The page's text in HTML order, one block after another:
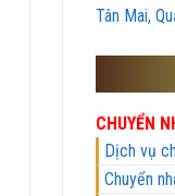
Tân Mai,
CHUYỂN
Dịch vụ
Chuyển